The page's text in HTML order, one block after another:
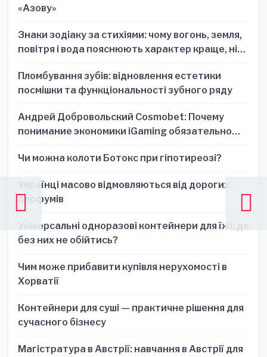
«Азову»
Знаки зодіаку за стихіями: чому вогонь, земля,
повітря і вода пояснюють характер краще, ніж
Пломбування зубів: відновлення естетики
посмішки та функціональності зубного ряду
Андрей Добровольский Cosmobet: Почему
понимание экономики iGaming обязательно
Чи можна колоти Ботокс при гіпотиреозі?
Українці масово відмовляються від дорогих
парфумів
Універсальні одноразові контейнери для їжі: де
без них не обійтись?
Чим може прибавити купівля нерухомості в
Хорватії
Контейнери для суші — практичне рішення для
сучасного бізнесу
Магістратура в Австрії: навчання в Австрії для